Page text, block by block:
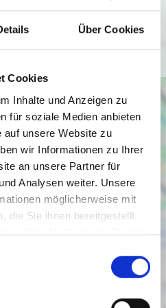
Über Cookies
Cookies
Inhalte und Anzeigen zu
für soziale Medien anbieten
auf unsere Website zu
wir Informationen zu Ihrer
an unsere Partner für
Analysen weiter. Unsere
möglicherweise mit
die Sie ihnen bereitgestellt
Ihrer Nutzung der Dienste
privacy).